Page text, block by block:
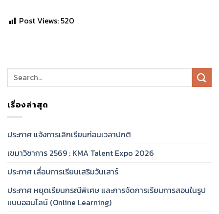
Post Views: 520
เรื่องล่าสุด
ประกาศ แจ้งการเลิกเรียนก่อนเวลาปกติ
เขมาวิชาการ 2569 : KMA Talent Expo 2026
ประกาศ เลื่อนการเรียนเสริมวันเสาร์
ประกาศ หยุดเรียนกรณีพิเศษ และการจัดการเรียนการสอนในรูป
แบบออนไลน์ (Online Learning)